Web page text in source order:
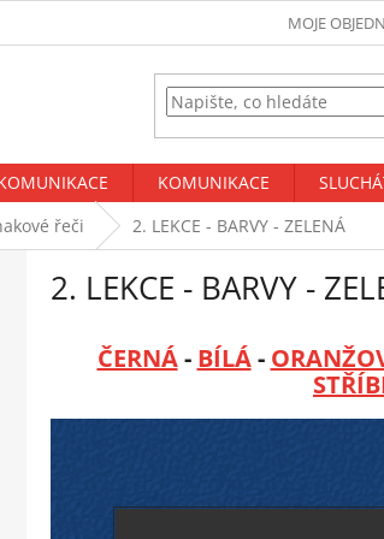
MOJE
KOMUNIKACE
řeči 2. LEKCE - BARVY - ZELENÁ
2. LEKCE - BARVY -
ČERNÁ- BÍLÁ-